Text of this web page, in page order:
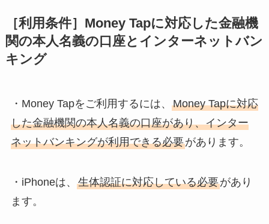
［利用条件］Money Tapに対応した金融機
関の本人名義の口座とインターネットバン
キング
・Money Tapをご利用するには、 Money Tapに対応
した金融機関の本人名義の口座があり、インター
ネットバンキングが利用できる必要があります。
・iPhoneは、 生体認証に対応している必要があり
ます。